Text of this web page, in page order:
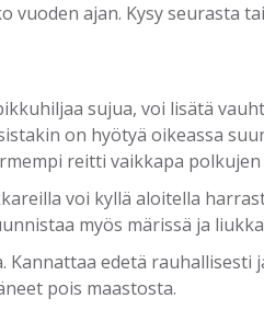
vuoden ajan. Kysy seurasta
sujua, voi lisätä
on hyötyä oikeassa
reitti vaikkapa
voi kyllä aloitella
myös märissä ja
edetä rauhallisesti
pois maastosta.